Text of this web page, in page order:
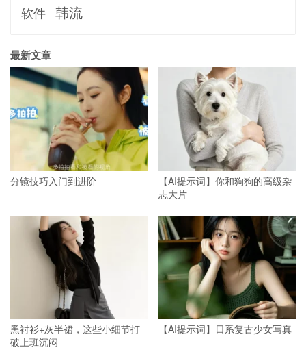
软件 韩流
最新文章
分镜技巧入门到进阶
【AI提示词】你和狗狗的高级杂
志大片
黑衬衫+灰半裙，这些小细节打
破上班沉闷
【AI提示词】日系复古少女写真